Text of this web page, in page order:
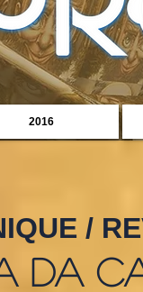
/
da
2016